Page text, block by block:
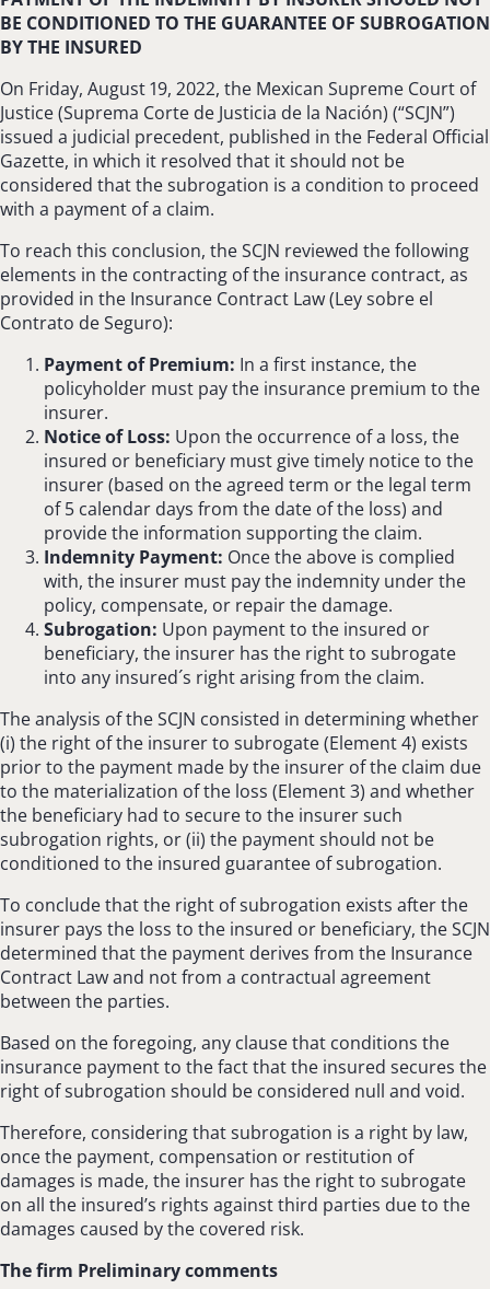
BE CONDITIONED TO THE GUARANTEE OF SUBROGATION
BY THE INSURED
On Friday, August 19, 2022, the Mexican Supreme Court of
Justice (Suprema Corte de Justicia de la Nación) (“SCJN”)
issued a judicial precedent, published in the Federal Official
Gazette, in which it resolved that it should not be
considered that the subrogation is a condition to proceed
with a payment of a claim.
To reach this conclusion, the SCJN reviewed the following
elements in the contracting of the insurance contract, as
provided in the Insurance Contract Law (Ley sobre el
Contrato de Seguro):
Payment of Premium: In a first instance, the
policyholder must pay the insurance premium to the
insurer.
Notice of Loss: Upon the occurrence of a loss, the
insured or beneficiary must give timely notice to the
insurer (based on the agreed term or the legal term
of 5 calendar days from the date of the loss) and
provide the information supporting the claim.
Indemnity Payment: Once the above is complied
with, the insurer must pay the indemnity under the
policy, compensate, or repair the damage.
Subrogation: Upon payment to the insured or
beneficiary, the insurer has the right to subrogate
into any insured´s right arising from the claim.
The analysis of the SCJN consisted in determining whether
(i) the right of the insurer to subrogate (Element 4) exists
prior to the payment made by the insurer of the claim due
to the materialization of the loss (Element 3) and whether
the beneficiary had to secure to the insurer such
subrogation rights, or (ii) the payment should not be
conditioned to the insured guarantee of subrogation.
To conclude that the right of subrogation exists after the
insurer pays the loss to the insured or beneficiary, the SCJN
determined that the payment derives from the Insurance
Contract Law and not from a contractual agreement
between the parties.
Based on the foregoing, any clause that conditions the
insurance payment to the fact that the insured secures the
right of subrogation should be considered null and void.
Therefore, considering that subrogation is a right by law,
once the payment, compensation or restitution of
damages is made, the insurer has the right to subrogate
on all the insured’s rights against third parties due to the
damages caused by the covered risk.
The firm Preliminary comments